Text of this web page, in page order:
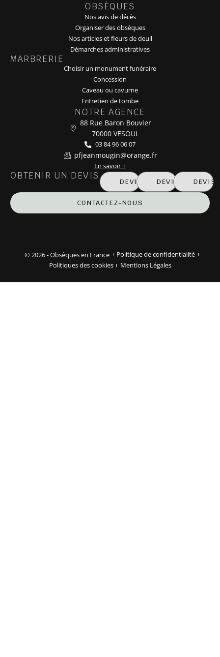
OBSÈQUES
Nos avis de décès
Organiser des obsèques
Nos articles et fleurs de deuil
Démarches administratives
MARBRERIE
Choisir un monument funéraire
Concession
Caveau ou cavurne
Entretien de tombe
NOTRE AGENCE
88 Rue Baron Bouvier
70000 VESOUL
03 84 96 06 07
pfjeanmougin@orange.fr
En savoir +
OBTENIR UN DEVIS
DEVIS MARBRERIE
DEVIS DEVIS
CONTACTEZ-NOUS
© 2026 - Obsèques en France
Politique de confidentialité
Politiques des cookies
Mentions Légales